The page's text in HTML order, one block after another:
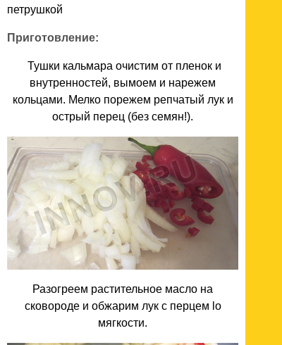
петрушкой
Приготовление:
Тушки кальмара очистим от пленок и
внутренностей, вымоем и нарежем
кольцами. Мелко порежем репчатый лук и
острый перец (без семян!).
Разогреем растительное масло на
сковороде и обжарим лук с перцем lо
мягкости.